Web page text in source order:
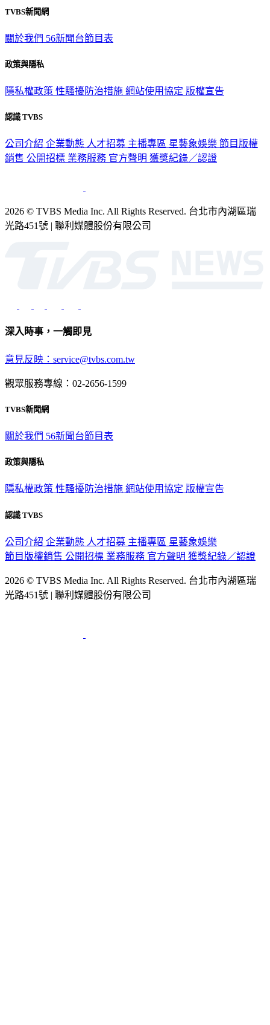
TVBS新聞網
關於我們 56新聞台節目表
政策與隱私
隱私權政策 性騷擾防治措施 網站使用協定 版權宣告
認識 TVBS
公司介紹 企業動態 人才招募 主播專區 星藝象娛樂 節目版權
銷售 公開招標 業務服務 官方聲明 獲獎紀錄／認證
2026 © TVBS Media Inc. All Rights Reserved. 台北市內湖區瑞
光路451號 | 聯利媒體股份有限公司
深入時事，一觸即見
意見反映：service@tvbs.com.tw
觀眾服務專線：02-2656-1599
TVBS新聞網
關於我們 56新聞台節目表
政策與隱私
隱私權政策 性騷擾防治措施 網站使用協定 版權宣告
認識 TVBS
公司介紹 企業動態 人才招募 主播專區 星藝象娛樂
節目版權銷售 公開招標 業務服務 官方聲明 獲獎紀錄／認證
2026 © TVBS Media Inc. All Rights Reserved. 台北市內湖區瑞
光路451號 | 聯利媒體股份有限公司